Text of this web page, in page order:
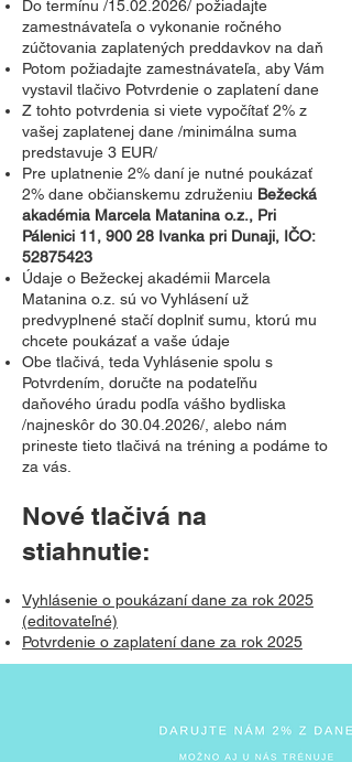
Do termínu /15.02.2026/ požiadajte
zamestnávateľa o vykonanie ročného
zúčtovania zaplatených preddavkov na daň
Potom požiadajte zamestnávateľa, aby Vám
vystavil tlačivo Potvrdenie o zaplatení dane
Z tohto potvrdenia si viete vypočítať 2% z
vašej zaplatenej dane /minimálna suma
predstavuje 3 EUR/
Pre uplatnenie 2% daní je nutné poukázať
2% dane občianskemu združeniu Bežecká
akadémia Marcela Matanina o.z., Pri
Pálenici 11, 900 28 Ivanka pri Dunaji, IČO:
52875423
Údaje o Bežeckej akadémii Marcela
Matanina o.z. sú vo Vyhlásení už
predvyplnené stačí doplniť sumu, ktorú mu
chcete poukázať a vaše údaje
Obe tlačivá, teda Vyhlásenie spolu s
Potvrdením, doručte na podateľňu
daňového úradu podľa vášho bydliska
/najneskôr do 30.04.2026/, alebo nám
prineste tieto tlačivá na tréning a podáme to
za vás.
Nové tlačivá na
stiahnutie:
Vyhlásenie o poukázaní dane za rok 2025
(editovateľné)
Potvrdenie o zaplatení dane za rok 2025